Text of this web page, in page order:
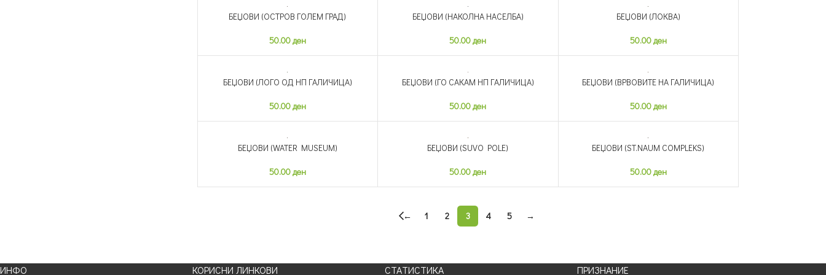
НЕМА ЗАЛИХА
БЕЏОВИ (ОСТРОВ ГОЛЕМ ГРАД)
50.00ден
НЕМА ЗАЛИХА
БЕЏОВИ (НАКОЛНА НАСЕЛБА)
50.00ден
НЕМА ЗАЛИХАБЕЏОВИ (ЛОКВА)
50.00ден
НЕМА ЗАЛИХА
БЕЏОВИ (ЛОГО ОД НП ГАЛИЧИЦА)
50.00ден
НЕМА ЗАЛИХА
БЕЏОВИ (ГО САКАМ НП ГАЛИЧИЦА)
50.00ден
НЕМА ЗАЛИХА
БЕЏОВИ (ВРВОВИТЕ НА ГАЛИЧИЦА)
50.00ден
НЕМА ЗАЛИХАБЕЏОВИ (WATER MUSEUM)
50.00ден
НЕМА ЗАЛИХАБЕЏОВИ (SUVO POLE)
50.00ден
НЕМА ЗАЛИХА
БЕЏОВИ (ST.NAUM COMPLEKS)
50.00ден
← 1 2 3 4 5 →
ИНФО КОРИСНИ ЛИНКОВИ СТАТИСТИКА ПРИЗНАНИЕ